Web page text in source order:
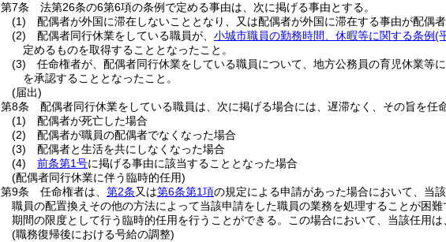
第7条
法第26条の6第6項の条例で定める事由は、次に掲げる事由とする。
(1)
配偶者が外国に滞在しないこととなり、又は配偶者が外国に滞在する事由が配偶
(2)
配偶者同行休業をしている職員が、 小城市職員の勤務時間、休暇等に関する条例(
定めるものを取得することとなったこと。
(3)
任命権者が、配偶者同行休業をしている職員について、地方公務員の育児休業等
を承認することとなったこと。
(届出)
第8条
配偶者同行休業をしている職員は、次に掲げる場合には、遅滞なく、その旨を任
(1)
配偶者が死亡した場合
(2)
配偶者が職員の配偶者でなくなった場合
(3)
配偶者と生活を共にしなくなった場合
(4)
前条第1号に掲げる事由に該当することとなった場合
(配偶者同行休業に伴う臨時的任用)
第9条
任命権者は、 第2条又は第6条第1項の規定による申請があった場合において、当
職員の配置換えその他の方法によって当該申請をした職員の業務を処理することが困
期間の限度として行う臨時的任用を行うことができる。
この場合において、当該任用
(職務復帰後における号給の調整)